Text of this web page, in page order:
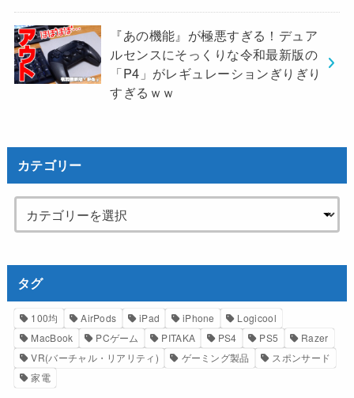
『あの機能』が極悪すぎる！デュア
ルセンスにそっくりな令和最新版の
「P4」がレギュレーションぎりぎり
すぎるｗｗ
カテゴリー
タグ
100均 AirPods iPad iPhone
Logicool
MacBook
PCゲーム PITAKA PS4 PS5
Razer
VR(バーチャル・リアリティ)
ゲーミング製品
スポンサード
家電